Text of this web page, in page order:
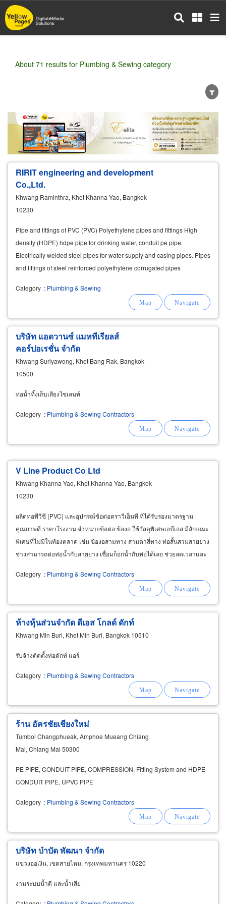
Skip
to
main
About 71 results for Plumbing & Sewing category
Wholesale Retail Manufacturer
Dealer
Exporter/Importer
Service Business
RIRIT engineering and development
Co.,Ltd.
Khwang Raminthra, Khet Khanna Yao, Bangkok
10230
Pipe and fittings of PVC (PVC) Polyethylene pipes and fittings High
density (HDPE) hdpe pipe for drinking water, conduit pe pipe.
Electrically welded steel pipes for water supply and casing pipes. Pipes
and fittings of steel reinforced polyethylene corrugated pipes
Category : Plumbing & Sewing
บริษัท แอดวานซ์ แมททีเรียลส์
คอร์ปอเรชั่น จำกัด
Khwang Suriyawong, Khet Bang Rak, Bangkok
10500
ท่อน้ำทิ้งเก็บเสียงไซเลนท์
Category : Plumbing & Sewing Contractors
V Line Product Co Ltd
Khwang Khanna Yao, Khet Khanna Yao, Bangkok
10230
ผลิตท่อพีวีซี (PVC) และอุปกรณ์ข้อต่อตราวีเอ็นที ที่ได้รับรองมาตรฐาน
คุณภาพดี ราคาโรงงาน จำหน่ายข้อต่อ ข้องอ ใช้วัสดุพิเศษเอบีเอส มีลักษณะ
พิเศษที่ไม่มีในท้องตลาด เช่น ข้องอสามทาง สามตาสี่ทาง ท่อสั้นสวมสายยาง
ช่างสามารถต่อท่อน้ำกับสายยาง เชื่อมก็อกน้ำกับท่อได้เลย ช่วยลดเวลาและ
Category : Plumbing & Sewing Contractors
ห้างหุ้นส่วนจำกัด ดีเอส โกลด์ ดักท์
Khwang Min Buri, Khet Min Buri, Bangkok 10510
รับจ้างติดตั้งท่อดักท์ แอร์
Category : Plumbing & Sewing Contractors
ร้าน อัครชัยเชียงใหม่
Tumbol Changphueak, Amphoe Mueang Chiang
Mai, Chiang Mai 50300
PE PIPE, CONDUIT PIPE, COMPRESSION, Fitting System and HDPE
CONDUIT PIPE, UPVC PIPE
Category : Plumbing & Sewing Contractors
บริษัท บำบัด พัฒนา จำกัด
แขวงออเงิน, เขตสายไหม, กรุงเทพมหานคร 10220
งานระบบน้ำดี และน้ำเสีย